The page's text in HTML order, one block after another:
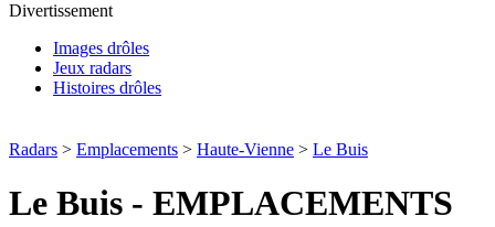
Divertissement
Images drôles
Jeux radars
Histoires drôles
Radars > Emplacements > Haute-Vienne > Le Buis
Le Buis - EMPLACEMENTS